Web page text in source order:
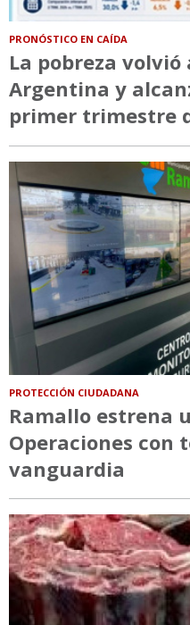
PRONÓSTICO EN CAÍDA
La pobreza volvió
Argentina y
primer trimestre
PROTECCIÓN CIUDADANA
Ramallo estrena
Operaciones con
vanguardia